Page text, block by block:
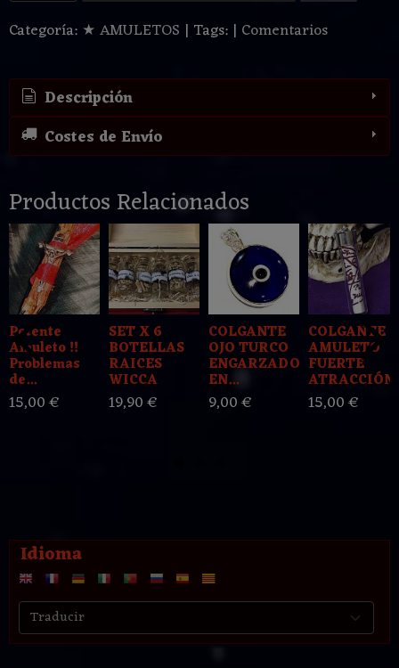
Idioma
Categoría: ★ AMULETOS | Tags: | Comentarios
Descripción
Costes de Envío
Productos Relacionados
Potente
Amuleto !!
Problemas
de...
15,00 €
SET X 6
BOTELLAS
RAICES
WICCA
19,90 €
COLGANTE
OJO TURCO
ENGARZADO
EN...
9,00 €
COLGANTE
AMULETO
FUERTE
15,00 €